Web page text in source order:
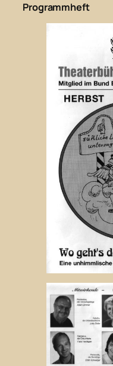
Programmheft